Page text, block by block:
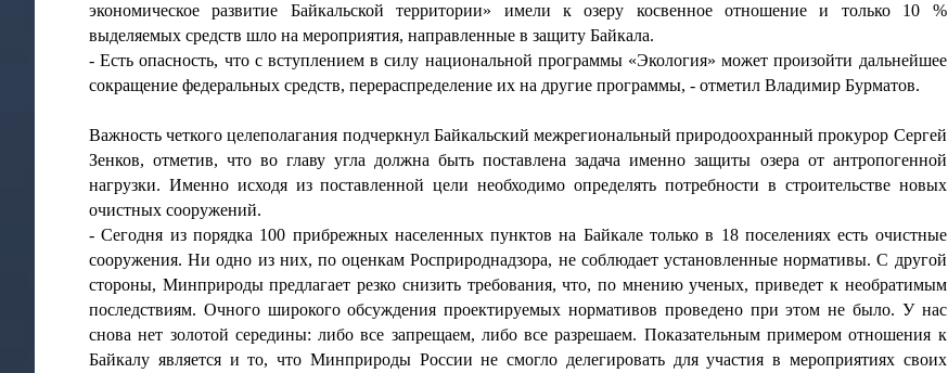
экономическое развитие Байкальской территории» имели к озеру косвенное отношение и только 10 %
выделяемых средств шло на мероприятия, направленные в защиту Байкала.
- Есть опасность, что с вступлением в силу национальной программы «Экология» может произойти дальнейшее
сокращение федеральных средств, перераспределение их на другие программы, - отметил Владимир Бурматов.
Важность четкого целеполагания подчеркнул Байкальский межрегиональный природоохранный прокурор Сергей
Зенков, отметив, что во главу угла должна быть поставлена задача именно защиты озера от антропогенной
нагрузки. Именно исходя из поставленной цели необходимо определять потребности в строительстве новых
очистных сооружений.
- Сегодня из порядка 100 прибрежных населенных пунктов на Байкале только в 18 поселениях есть очистные
сооружения. Ни одно из них, по оценкам Росприроднадзора, не соблюдает установленные нормативы. С другой
стороны, Минприроды предлагает резко снизить требования, что, по мнению ученых, приведет к необратимым
последствиям. Очного широкого обсуждения проектируемых нормативов проведено при этом не было. У нас
снова нет золотой середины: либо все запрещаем, либо все разрешаем. Показательным примером отношения к
Байкалу является и то, что Минприроды России не смогло делегировать для участия в мероприятиях своих